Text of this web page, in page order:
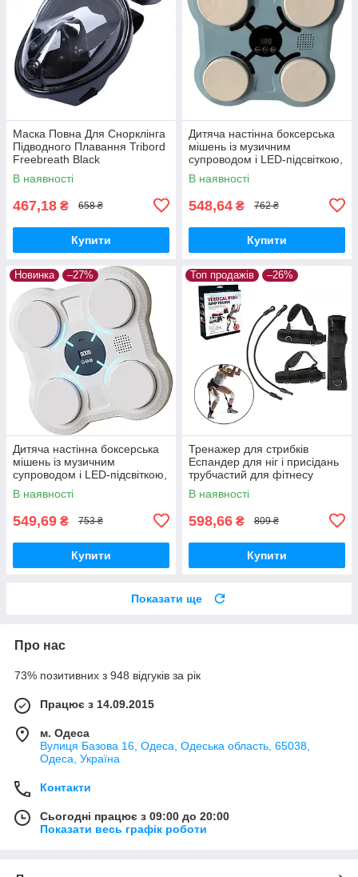
Маска Повна Для Снорклінга
Підводного Плавання Tribord
Freebreath Black
В наявності
467,18 ₴ 658 ₴
Купити
Дитяча настінна боксерська
мішень із музичним
супроводом і LED-підсвіткою,
блакитна
В наявності
548,64 ₴ 762 ₴
Купити
Новинка –27%
Дитяча настінна боксерська
мішень із музичним
супроводом і LED-підсвіткою,
біла
В наявності
549,69 ₴ 753 ₴
Купити
Топ продажів –26%
Тренажер для стрибків
Еспандер для ніг і присідань
трубчастий для фітнесу
Vertical High Jump Trainer
В наявності
598,66 ₴ 809 ₴
Купити
Показати ще
Про нас
73% позитивних з 948 відгуків за рік
Працює з 14.09.2015
м. Одеса
Вулиця Базова 16, Одеса, Одеська область, 65038,
Одеса, Україна
Контакти
Сьогодні працює з 09:00 до 20:00
Показати весь графік роботи